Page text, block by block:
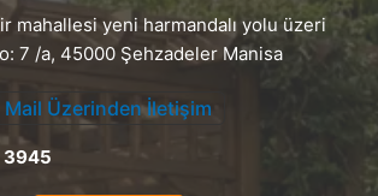
mahallesi yeni harmandalı yolu üzeri
7 /a, 45000 Şehzadeler Manisa
Mail Üzerinden İletişim
3945